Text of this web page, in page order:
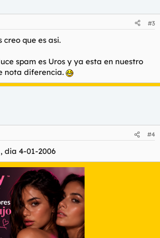
#3
creo que es asi.
spam es Uros y ya esta en nuestro
nota diferencia.
#4
dia 4-01-2006